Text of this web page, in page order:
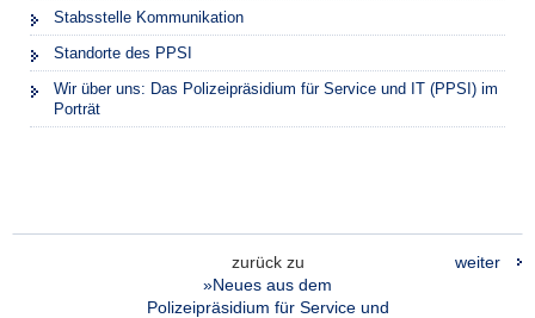
Stabsstelle Kommunikation
Standorte des PPSI
Wir über uns: Das Polizeipräsidium für Service und IT (PPSI) im
Porträt
zurück zu
»Neues aus dem
Polizeipräsidium für Service und
weiter